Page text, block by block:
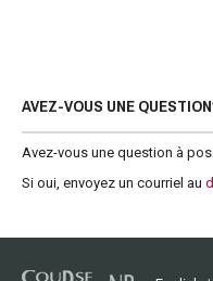
AVEZ-VOUS UNE
Avez-vous une question à
Si oui, envoyez un courriel au